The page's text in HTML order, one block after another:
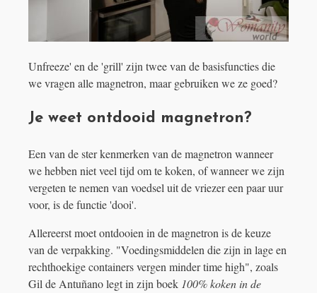
Unfreeze' en de 'grill' zijn twee van de basisfuncties die
we vragen alle magnetron, maar gebruiken we ze goed?
Je weet ontdooid magnetron?
Een van de ster kenmerken van de magnetron wanneer
we hebben niet veel tijd om te koken, of wanneer we zijn
vergeten te nemen van voedsel uit de vriezer een paar uur
voor, is de functie 'dooi'.
Allereerst moet ontdooien in de magnetron is de keuze
van de verpakking. "Voedingsmiddelen die zijn in lage en
rechthoekige containers vergen minder time high", zoals
Gil de Antuñano legt in zijn boek 100% koken in de